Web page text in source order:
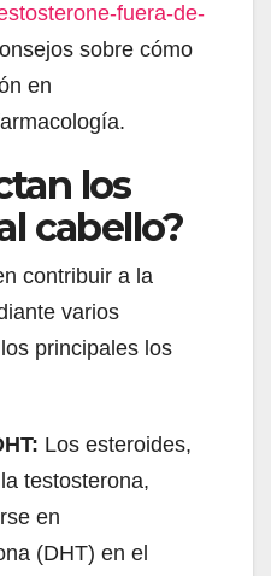
fuera-de-
sobre cómo
en
los
cabello?
contribuir a la
varios
principales los
Los esteroides,
testosterona,
en
(DHT) en el